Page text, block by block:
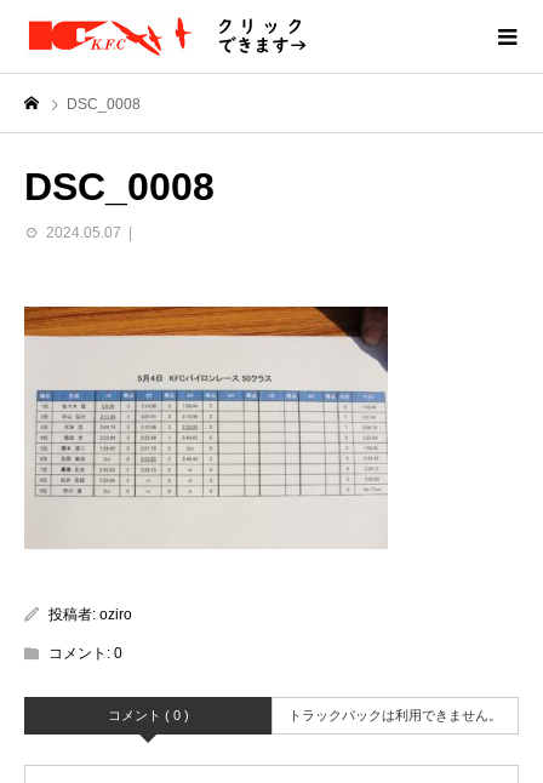
DSC_0008
DSC_0008
2024.05.07
投稿者: oziro
コメント: 0
コメント ( 0 ) トラックバックは利用できません。